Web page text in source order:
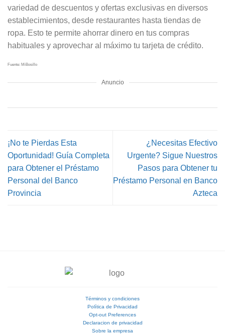
variedad de descuentos y ofertas exclusivas en diversos
establecimientos, desde restaurantes hasta tiendas de
ropa. Esto te permite ahorrar dinero en tus compras
habituales y aprovechar al máximo tu tarjeta de crédito.
Fuente: MiBosillo
Anuncio
¡No te Pierdas Esta
Oportunidad! Guía Completa
para Obtener el Préstamo
Personal del Banco
Provincia
¿Necesitas Efectivo
Urgente? Sigue Nuestros
Pasos para Obtener tu
Préstamo Personal en Banco
Azteca
Términos y condiciones
Política de Privacidad
Opt-out Preferences
Declaracion de privacidad
Sobre la empresa